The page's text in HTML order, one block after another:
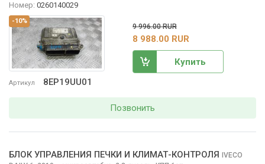
-10%
Артикул 8EP19UU01
Номер: 0260140029
9 996.00 RUR
8 988.00 RUR
Купить
Позвонить
БЛОК УПРАВЛЕНИЯ ПЕЧКИ И КЛИМАТ-КОНТРОЛЯ IVECO